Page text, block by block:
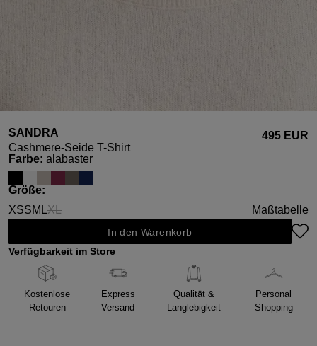
SANDRA
Cashmere-Seide T-Shirt
495 EUR
Farbeauswählen
: alabaster
Größeauswählen
:
XSSM LXL
(Diese Option ist zurzeit nicht verfügbar.)
Maßtabelle
In den Warenkorb
Verfügbarkeit im Store
Kostenlose
Retouren
Express
Versand
Qualität &
Langlebigkeit
Personal
Shopping